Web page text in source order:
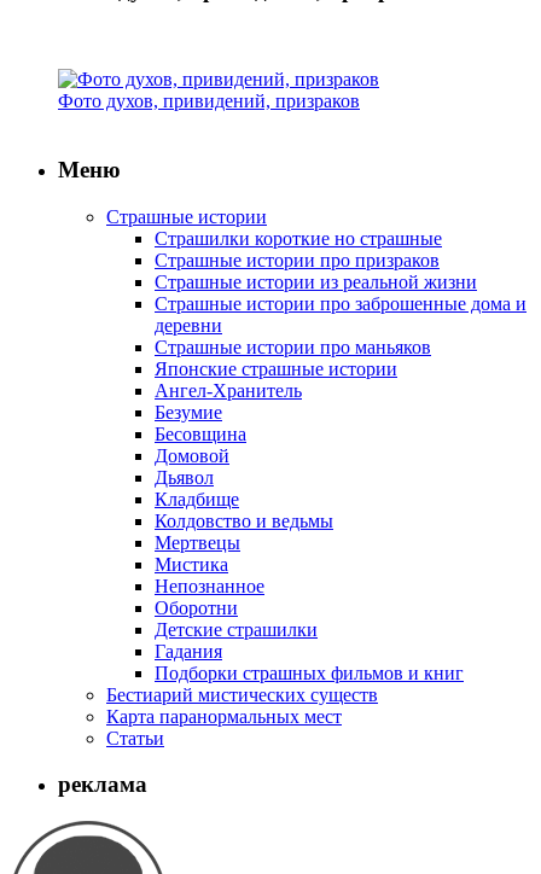
Фото духов, привидений, призраков
Меню
Страшные истории
Страшилки короткие но страшные
Страшные истории про призраков
Страшные истории из реальной жизни
Страшные истории про заброшенные дома и
деревни
Страшные истории про маньяков
Японские страшные истории
Ангел-Хранитель
Безумие
Бесовщина
Домовой
Дьявол
Кладбище
Колдовство и ведьмы
Мертвецы
Мистика
Непознанное
Оборотни
Детские страшилки
Гадания
Подборки страшных фильмов и книг
Бестиарий мистических существ
Карта паранормальных мест
Статьи
реклама